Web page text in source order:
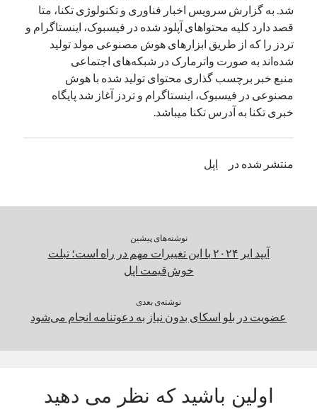
شد. به گزارش سرویس اخبار فناوری و تکنولوژی تکنا، متا
قصد دارد کلیه محتواهای آپلود شده در فیسبوک، اینستاگرام و
تردز را که از طریق ابزارهای هوش مصنوعی مولد تولید
شده‌اند به صورت واترمارک در شبکه‌های اجتماعی
منبع خبر برچسب گذاری محتوای تولید شده با هوش
مصنوعی در فیسبوک، اینستاگرام و تردز آغاز شد پایگاه
خبری تکنا به آدرس تکنا میباشد.
منتشر شده در اپل
نوشته‌های پیشین
آیپد ایر ۲۰۲۴ با این تغییرات مهم در راه است؛ تبلت
خوش‌قیمت اپل
نوشته‌ی بعدی
عضویت در بلو اسکای بدون نیاز به دعوتنامه انجام می‌شود
اولین باشید که نظر می دهید